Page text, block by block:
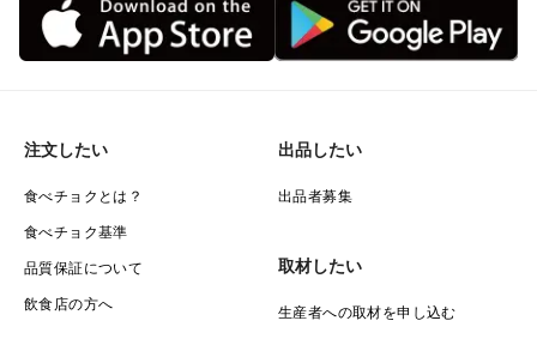
注文したい
食べチョクとは？
食べチョク基準
品質保証について
飲食店の方へ
出品したい
出品者募集
取材したい
生産者への取材を申し込む